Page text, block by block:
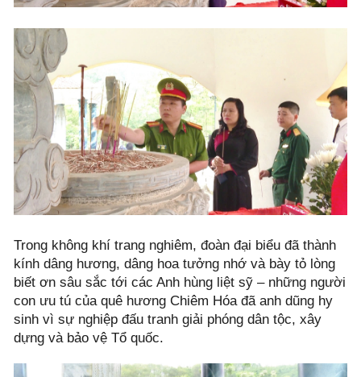
Trong không khí trang nghiêm, đoàn đại biểu đã thành
kính dâng hương, dâng hoa tưởng nhớ và bày tỏ lòng
biết ơn sâu sắc tới các Anh hùng liệt sỹ – những người
con ưu tú của quê hương Chiêm Hóa đã anh dũng hy
sinh vì sự nghiệp đấu tranh giải phóng dân tộc, xây
dựng và bảo vệ Tổ quốc.